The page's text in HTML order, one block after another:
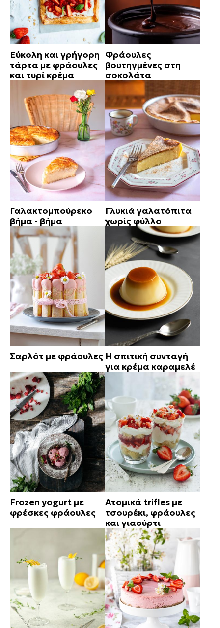
Εύκολη και γρήγορη
τάρτα με φράουλες
και τυρί κρέμα
Φράουλες
βουτηγμένες στη
σοκολάτα
Γαλακτομπούρεκο
βήμα - βήμα
Γλυκιά γαλατόπιτα
χωρίς φύλλο
Σαρλότ με φράουλες Η σπιτική συνταγή
για κρέμα καραμελέ
Frozen yogurt με
φρέσκες φράουλες
Ατομικά trifles με
τσουρέκι, φράουλες
και γιαούρτι